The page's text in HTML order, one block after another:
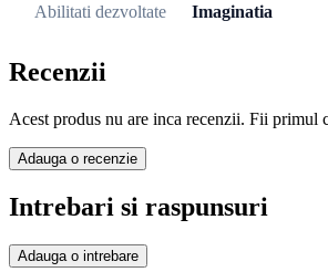
Abilitati dezvoltate Imaginatia
Recenzii
Acest produs nu are inca recenzii. Fii primul
Adauga o recenzie
Intrebari si raspunsuri
Adauga o intrebare